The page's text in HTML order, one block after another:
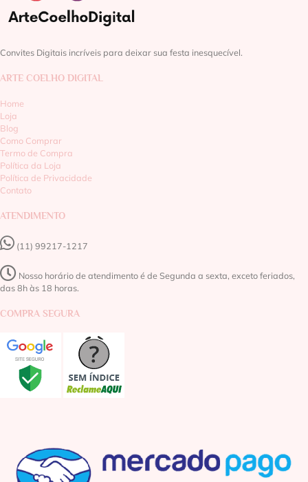
Convites Digitais incríveis para deixar sua festa inesquecível.
ARTE COELHO DIGITAL
Home
Loja
Blog
Como Comprar
Termo de Compra
Política da Loja
Política de Privacidade
Contato
ATENDIMENTO
(11) 99217-1217‬
Nosso horário de atendimento é de Segunda a sexta, exceto feriados,
das 8h às 18 horas.
COMPRA SEGURA